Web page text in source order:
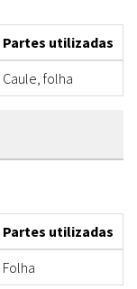
Partes utilizadas
Caule, folha
Partes utilizadas
Folha